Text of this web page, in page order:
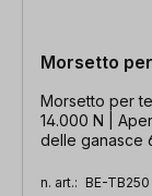
Morsetto
Morsetto per
14.000 N |
delle ganasce
n. art.: BE-TB250